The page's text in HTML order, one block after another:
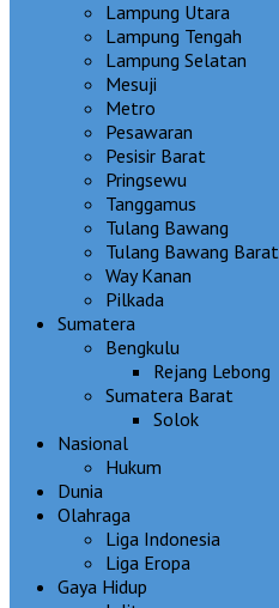
Lampung Utara
Lampung Tengah
Lampung Selatan
Mesuji
Metro
Pesawaran
Pesisir Barat
Pringsewu
Tanggamus
Tulang Bawang
Tulang Bawang Barat
Way Kanan
Pilkada
Sumatera
Bengkulu
Rejang Lebong
Sumatera Barat
Solok
Nasional
Hukum
Dunia
Olahraga
Liga Indonesia
Liga Eropa
Gaya Hidup